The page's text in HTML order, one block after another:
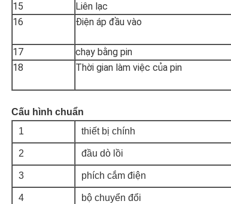
15
Liên lạc
16
Điện áp đầu vào
17
chạy bằng pin
18
Thời gian làm việc của pin
Cấu hình chuẩn
1
thiết bị chính
2 đầu dò lồi
3 phích cắm điện
4 bộ chuyển đổi